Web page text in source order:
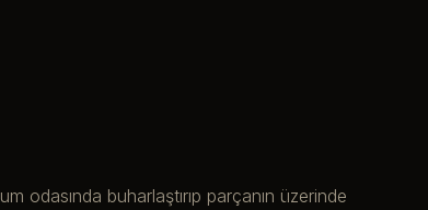
odasında buharlaştırıp parçanın üzerinde